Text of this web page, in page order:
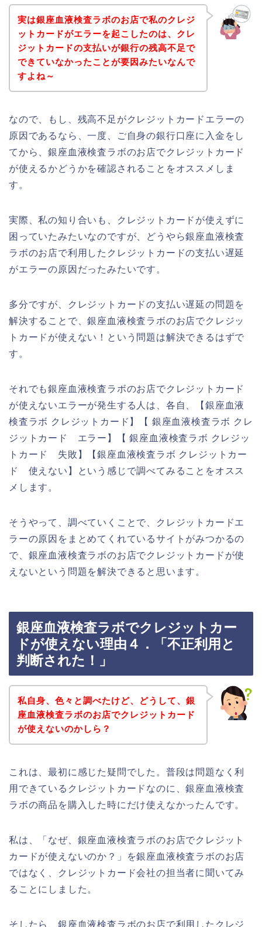
実は銀座血液検査ラボのお店で私のクレジ
ットカードがエラーを起こしたのは、クレ
ジットカードの支払いが銀行の残高不足で
できていなかったことが要因みたいなんで
すよね～
なので、もし、残高不足がクレジットカードエラーの
原因であるなら、一度、ご自身の銀行口座に入金をし
てから、銀座血液検査ラボのお店でクレジットカード
が使えるかどうかを確認されることをオススメしま
す。
実際、私の知り合いも、クレジットカードが使えずに
困っていたみたいなのですが、どうやら銀座血液検査
ラボのお店で利用したクレジットカードの支払い遅延
がエラーの原因だったみたいです。
多分ですが、クレジットカードの支払い遅延の問題を
解決することで、銀座血液検査ラボのお店でクレジッ
トカードが使えない！という問題は解決できるはずで
す。
それでも銀座血液検査ラボのお店でクレジットカード
が使えないエラーが発生する人は、各自、【銀座血液
検査ラボ クレジットカード】【 銀座血液検査ラボ クレ
ジットカード エラー】【 銀座血液検査ラボ クレジッ
トカード 失敗】【銀座血液検査ラボ クレジットカー
ド 使えない】という感じで調べてみることをオスス
メします。
そうやって、調べていくことで、クレジットカードエ
ラーの原因をまとめてくれているサイトがみつかるの
で、銀座血液検査ラボのお店でクレジットカードが使
えないという問題を解決できると思います。
銀座血液検査ラボでクレジットカー
ドが使えない理由４．「不正利用と
判断された！」
私自身、色々と調べたけど、どうして、銀
座血液検査ラボのお店でクレジットカード
が使えないのかしら？
これは、最初に感じた疑問でした。普段は問題なく利
用できているクレジットカードなのに、銀座血液検査
ラボの商品を購入した時にだけ使えなかったんです。
私は、「なぜ、銀座血液検査ラボのお店でクレジット
カードが使えないのか？」を銀座血液検査ラボのお店
ではなく、クレジットカード会社の担当者に聞いてみ
ることにしました。
そしたら、銀座血液検査ラボのお店で利用したクレジ